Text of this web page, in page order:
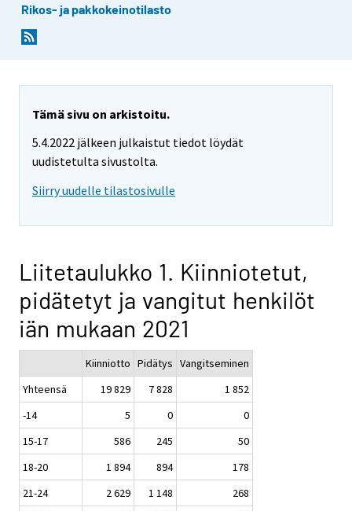
Rikos- ja pakkokeinotilasto
Tämä sivu on arkistoitu.
5.4.2022 jälkeen julkaistut tiedot löydät
uudistetulta sivustolta.
Siirry uudelle tilastosivulle
Liitetaulukko 1. Kiinniotetut,
pidätetyt ja vangitut henkilöt
iän mukaan 2021
Kiinniotto Pidätys Vangitseminen
Yhteensä
19 829 7 828
1 852
-14
5 0
0
15-17
586 245
50
18-20
1 894 894
178
21-24
2 629 1 148
268